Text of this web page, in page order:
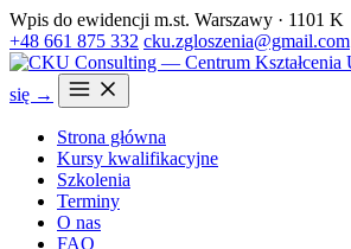
Wpis do ewidencji m.st. Warszawy · 1101 K
+48 661 875 332 cku.zgloszenia@gmail.com
się →
Strona główna
Kursy kwalifikacyjne
Szkolenia
Terminy
O nas
FAQ